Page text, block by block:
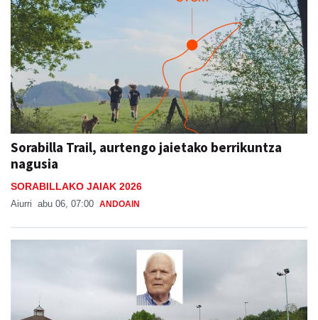
Sorabilla Trail, aurtengo jaietako berrikuntza
nagusia
SORABILLAKO JAIAK 2026
Aiurri abu 06, 07:00 ANDOAIN